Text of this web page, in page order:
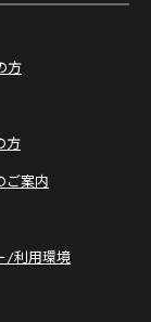
方
方
ご案内
/利用環境